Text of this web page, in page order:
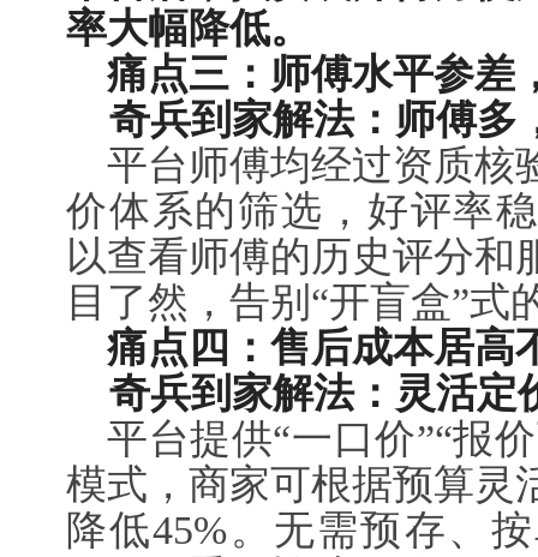
率大幅降低。
痛点三：师傅水平参差
奇兵到家解法：师傅多
平台师傅均经过资质核
价体系的筛选，好评率
以查看师傅的历史评分和
目了然，告别“开盲盒”式
痛点四：售后成本居高
奇兵到家解法：灵活定
平台提供“一口价”“报
模式，商家可根据预算灵
降低45%。无需预存、